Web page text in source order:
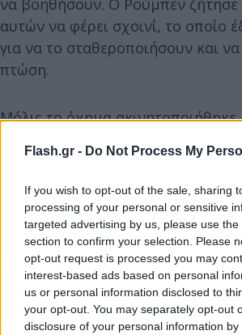
Flash.gr - Do Not Process My
If you wish to opt-out of the sale, sharing
processing of your personal or sensitive
targeted advertising by us, please use
section to confirm your selection. Please
opt-out request is processed you may
interest-based ads based on personal
us or personal information disclosed to
your opt-out. You may separately opt-out
disclosure of your personal information
αυτών να φέρει σχοινί, το οποίο
για να το σταθεροποιήσουν και
πτώση.
Μόλις το όχημα
επιχείρηση απεγκλωβισμού,
προσοχή πρώτα τον οδηγό και στη
συνοδηγό.